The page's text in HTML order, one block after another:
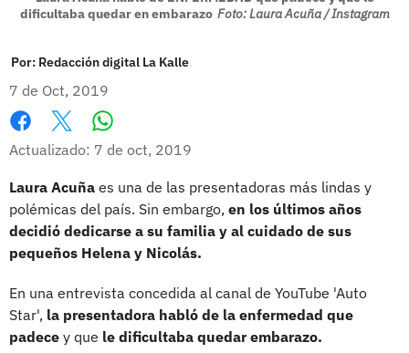
dificultaba quedar en embarazo Foto: Laura Acuña / Instagram
Por: Redacción digital La Kalle
7 de Oct, 2019
Facebook
X
Actualizado: 7 de oct, 2019
Laura Acuña es una de las presentadoras más lindas y
polémicas del país. Sin embargo, en los últimos años
decidió dedicarse a su familia y al cuidado de sus
pequeños Helena y Nicolás.
En una entrevista concedida al canal de YouTube 'Auto
Star', la presentadora habló de la enfermedad que
padece y que le dificultaba quedar embarazo.